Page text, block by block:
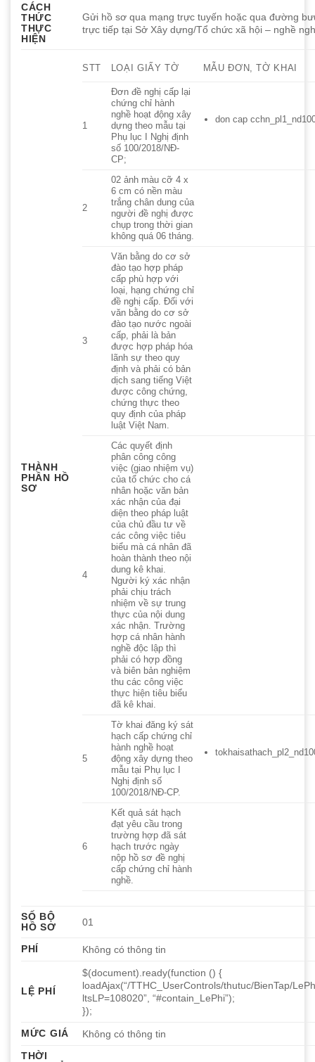
CÁCH
THỨC
THỰC
HIỆN
Gửi hồ sơ qua mạng trực tuyến hoặc qua đường
trực tiếp tại Sở Xây dựng/Tổ chức xã hội – nghề
THÀNH
PHẦN HỒ
SƠ
STT LOẠI GIẤY TỜ MẪU ĐƠN, TỜ KHAI
1
Đơn đề nghị cấp lại
chứng chỉ hành
nghề hoạt động xây
dựng theo mẫu tại
Phụ lục I Nghị định
số 100/2018/NĐ-
CP;
don cap
2
02 ảnh màu cỡ 4 x
6 cm có nền màu
trắng chân dung của
người đề nghị được
chụp trong thời gian
không quá 06 tháng.
3
Văn bằng do cơ sở
đào tạo hợp pháp
cấp phù hợp với
loại, hạng chứng chỉ
đề nghị cấp. Đối với
văn bằng do cơ sở
đào tạo nước ngoài
cấp, phải là bản
được hợp pháp hóa
lãnh sự theo quy
định và phải có bản
dịch sang tiếng Việt
được công chứng,
chứng thực theo
quy định của pháp
luật Việt Nam.
4
Các quyết định
phân công công
việc (giao nhiệm vụ)
của tổ chức cho cá
nhân hoặc văn bản
xác nhận của đại
diện theo pháp luật
của chủ đầu tư về
các công việc tiêu
biểu mà cá nhân đã
hoàn thành theo nội
dung kê khai.
Người ký xác nhận
phải chịu trách
nhiệm về sự trung
thực của nội dung
xác nhận. Trường
hợp cá nhân hành
nghề độc lập thì
phải có hợp đồng
và biên bản nghiệm
thu các công việc
thực hiện tiêu biểu
đã kê khai.
5
Tờ khai đăng ký sát
hạch cấp chứng chỉ
hành nghề hoạt
động xây dựng theo
mẫu tại Phụ lục I
Nghị định số
100/2018/NĐ-CP.
6
Kết quả sát hạch
đạt yêu cầu trong
trường hợp đã sát
hạch trước ngày
nộp hồ sơ đề nghị
cấp chứng chỉ hành
nghề.
SỐ BỘ
HỒ SƠ
01
PHÍ Không có thông tin
LỆ PHÍ
$(document).ready(function () {
loadAjax(“/TTHC_UserControls/thutuc/BienTap/
ltsLP=108020”, “#contain_LePhi”);
});
MỨC GIÁ
Không có thông tin
THỜI